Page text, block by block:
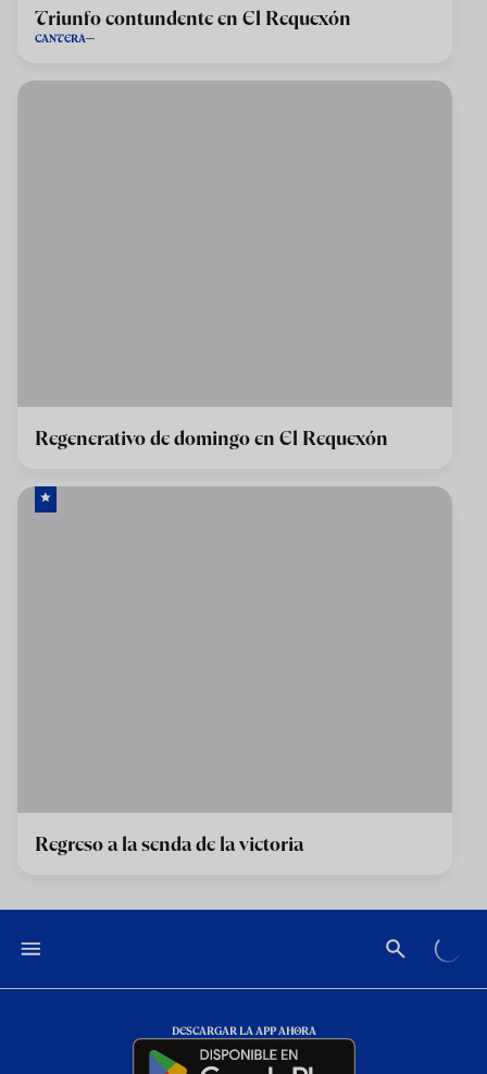
Triunfo contundente en El Requexón
CANTERA
Regenerativo de domingo en El Requexón
Regreso a la senda de la victoria
DESCARGAR LA APP AHORA